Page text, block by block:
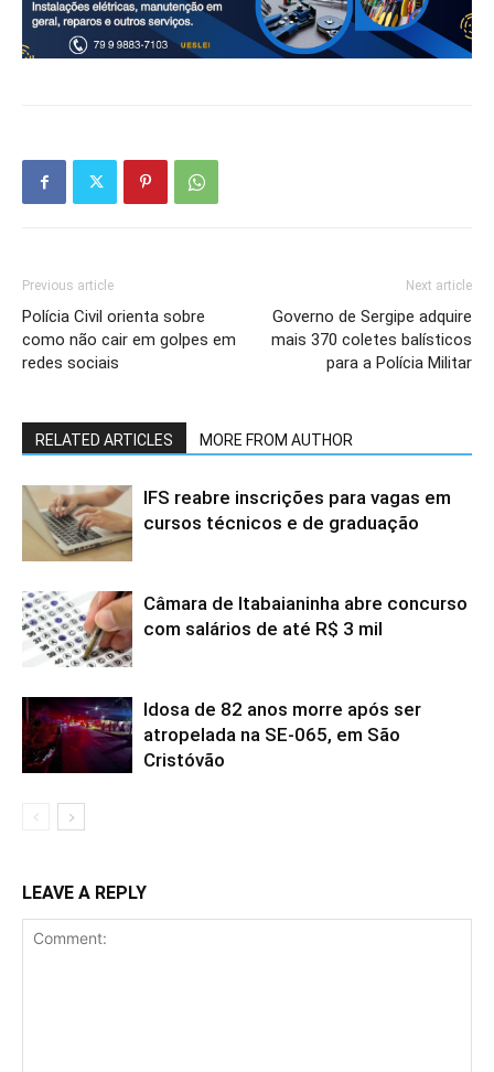
Previous article
Polícia Civil orienta sobre
como não cair em golpes em
redes sociais
Next article
Governo de Sergipe adquire
mais 370 coletes balísticos
para a Polícia Militar
RELATED ARTICLES MORE FROM AUTHOR
IFS reabre inscrições para vagas em
cursos técnicos e de graduação
Câmara de Itabaianinha abre concurso
com salários de até R$ 3 mil
Idosa de 82 anos morre após ser
atropelada na SE-065, em São
Cristóvão
LEAVE A REPLY